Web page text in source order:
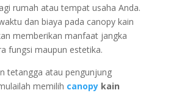
rumah atau tempat usaha Anda.
dan biaya pada canopy kain
memberikan manfaat jangka
fungsi maupun estetika.
tetangga atau pengunjung
memilih canopykain